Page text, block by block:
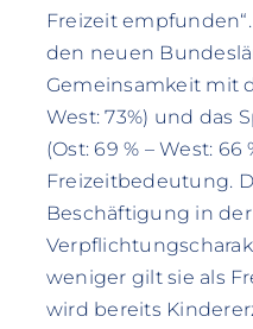
Freizeit
den neuen
Gemeinsamkeit mit
West: 73%) und das
(Ost: 69 % – West:
Freizeitbedeutung.
Beschäftigung in
weniger gilt sie als
wird bereits